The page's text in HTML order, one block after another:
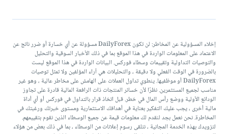
إخلاء المسؤولية عن المخاطر: لن تكون DailyForex مسؤولة عن أي خسارة أو ضرر ناتج عن
الاعتماد على المعلومات الواردة في هذا الموقع بما في ذلك الأخبار السوقية والتحليل
والتوصيات التداولية وتقييمات وسطاء فوركس. البيانات الواردة في هذا الموقع ليست
بالضرورة في الوقت الفعلي ولا دقيقة ، والتحليلات هي آراء المؤلفين ولا تمثل توصيات
DailyForex أو موظفيها. ينطوي تداول العملات على الهامش على مخاطر عالية ، وهو غير
مناسب لجميع المستثمرين. نظرًا لأن خسائر المنتجات ذات الرافعة المالية قادرة على تجاوز
الودائع الأولية ووضع رأس المال في خطر. قبل اتخاذ قرار بالتداول في فوركس أو أي أداة
مالية أخرى ، يجب عليك التفكير بعناية في أهدافك الاستثمارية ومستوى خبرتك ورغبتك في
المخاطرة. نحن نعمل بجد لنقدم لك معلومات قيمة عن جميع الوسطاء الذين نقوم بتقييمهم.
لتزويدك بهذه الخدمة المجانية ، نتلقى رسوم إعلانات من الوسطاء ، بما في ذلك بعض من هؤلاء